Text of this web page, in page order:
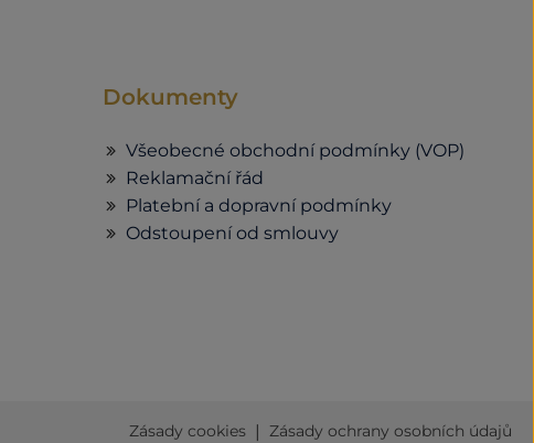
Dokumenty
Všeobecné obchodní podmínky (VOP)
Reklamační řád
Platební a dopravní podmínky
Odstoupení od smlouvy
Zásady cookies | Zásady ochrany osobních údajů